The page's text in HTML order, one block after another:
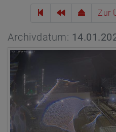
Zur
Archivdatum: